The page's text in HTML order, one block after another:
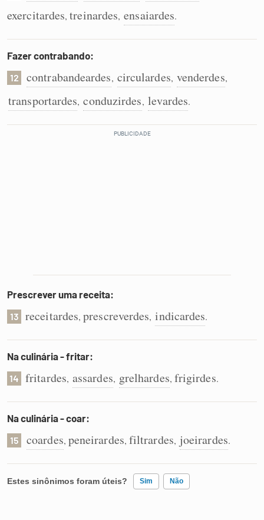
exercitardes,treinardes, ensaiardes.
Fazer contrabando:
12 contrabandeardes, circulardes, venderdes,
transportardes, conduzirdes, levardes.
Prescrever uma receita:
13 receitardes,prescreverdes, indicardes.
Na culinária - fritar:
14 fritardes, assardes, grelhardes, frigirdes.
Na culinária - coar:
15 coardes, peneirardes, filtrardes, joeirardes.
Estes sinônimos foram úteis? Sim Não